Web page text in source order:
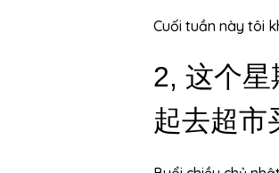
Cuối tuần này tôi
2, 这个星
起去超市